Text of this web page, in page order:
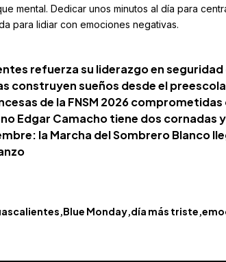
mental. Dedicar unos minutos al día para
para lidiar con emociones negativas.
refuerza su liderazgo en
construyen sueños desde el
de la FNSM 2026
Edgar Camacho tiene dos cornadas
la Marcha del Sombrero Blanco
Blue Monday día más triste